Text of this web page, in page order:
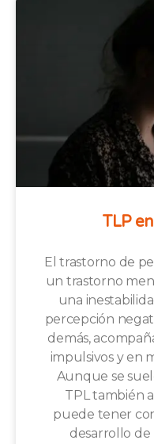
TLP
El trastorno de
un trastorno
una
percepción
demás,
impulsivos y en
Aunque se
TPL también
puede tener
desarrollo de